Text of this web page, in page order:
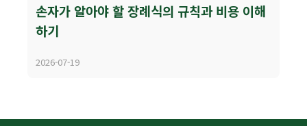
손자가 알아야 할 장례식의 규칙과 비용 이해
하기
2026-07-19